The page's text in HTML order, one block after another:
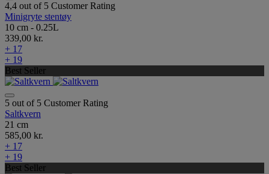
4,4 out of 5 Customer Rating
Minigryte stentøy
10 cm - 0.25L
339,00 kr.
+ 17
+ 19
Best Seller
5 out of 5 Customer Rating
Saltkvern
21 cm
585,00 kr.
+ 17
+ 19
Best Seller